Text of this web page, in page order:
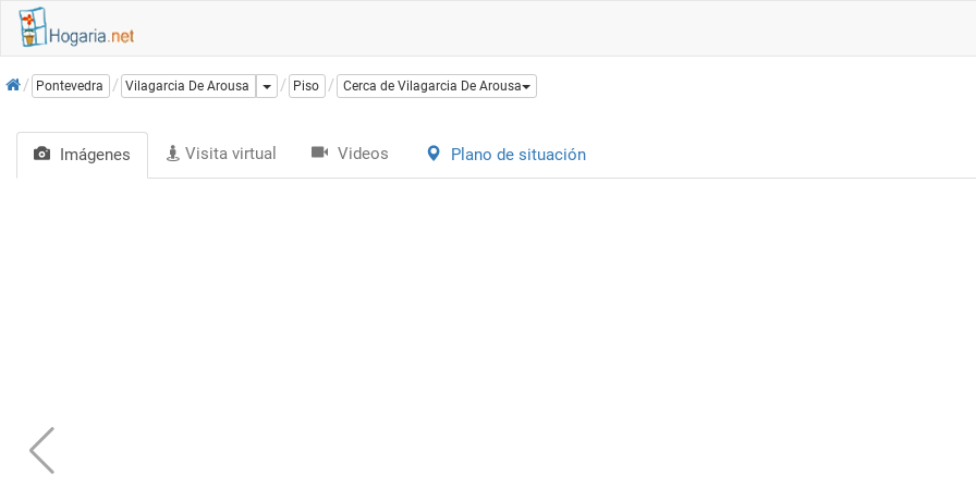
InicioPontevedra Vilagarcia De Arousa Dropdown
Piso Cerca de Vilagarcia De Arousa
Imágenes Visita virtual Videos Plano de situación